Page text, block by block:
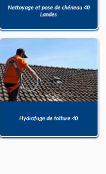
Nettoyage et pose de chéneau 40
Landes
Hydrofuge de toiture 40